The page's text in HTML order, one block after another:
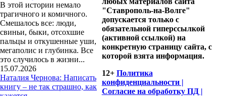
В этой истории немало
трагичного и комичного.
Смешалось все: люди,
свиньи, быки, отсохшие
пальцы и откушенные уши,
мегаполис и глубинка. Все
это случилось в жизни...
15.07.2026
Наталия Чернова: Написать
книгу – не так страшно, как
"Ставрополь-на-Волге"
допускается только с
обязательной гиперссылкой
(активной ссылкой) на
конкретную страницу сайта, с
которой взята информация.
12+ Политика
конфиденциальности |
Согласие на обработку ПД |